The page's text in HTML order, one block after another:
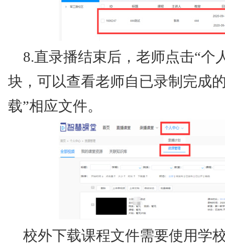
8.直录播结束后，老师点击“个
块，可以查看老师自已录制完成
载”相应文件。
校外下载课程文件需要使用学